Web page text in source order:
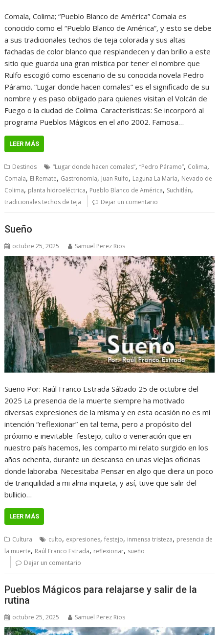
Comala, Colima; “Pueblo Blanco de América” Comala es
conocido como el “Pueblo Blanco de América”, y esto se debe
a sus tradicionales techos de teja colorada y sus altas
fachadas de color blanco que resplandecen y dan brillo a este
sitio que guarda una gran mística por tener el nombre que
Rulfo escogió como escenario de su conocida novela Pedro
Páramo. “Lugar donde hacen comales” es el significado de su
nombre y es paso obligado para quienes visitan el Volcán de
Fuego o la ciudad de Colima. Características: ​Se incorporó al
programa Pueblos Mágicos en el año 2002. Famosa…
LEER MÁS
Destinos “Lugar donde hacen comales”,“Pedro Páramo”, Colima,
Comala, El Remate, Gastronomía, Juan Rulfo, Laguna La María, Nevado de
Colima, planta hidroeléctrica, Pueblo Blanco de América, Suchitlán,
tradicionales techos de teja Dejar un comentario
Sueño
octubre 25, 2025 Samuel Perez Rios
Sueño Por: Raúl Franco Estrada Sábado 25 de octubre del
2025 La presencia de la muerte siempre ha motivado
diversas expresiones de la misma y en esta ocasión no es mi
intención “reflexionar” en tal tema, pero a propósito del
próximo e inevitable festejo, culto o veneración que en
nuestro país hacemos, les comparto mi relato surgido en los
años ochenta, durante un descanso en unas viejas oficinas
donde laboraba. Necesitaba Pensar en algo que diera un poco
de tranquilidad a mi alma inquieta, y así, tuve que salir del
bullicio…
LEER MÁS
Cultura culto, expresiones,festejo, inmensa tristeza, presencia de
la muerte, Raúl Franco Estrada, reflexionar, sueño
Dejar un comentario
Pueblos Mágicos para relajarse y salir de la
rutina
octubre 25, 2025 Samuel Perez Rios